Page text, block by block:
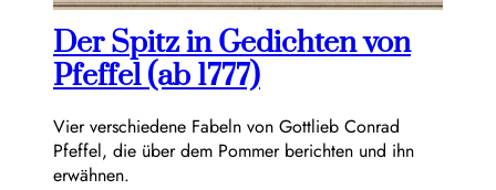
Der Spitz in Gedichten von
Pfeffel (ab 1777)
Vier verschiedene Fabeln von Gottlieb Conrad
Pfeffel, die über dem Pommer berichten und ihn
erwähnen.